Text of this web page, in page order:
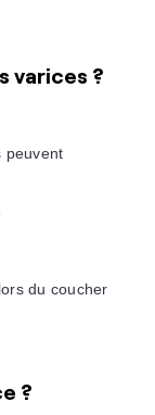
varices ?
peuvent
du coucher
?